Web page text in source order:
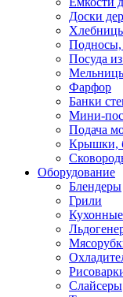
Доски
Подносы,
Посуда
Фарфор
Банки
Мини-
Подача
Крышки,
Оборудование
Блендеры
Грили
Слайсеры